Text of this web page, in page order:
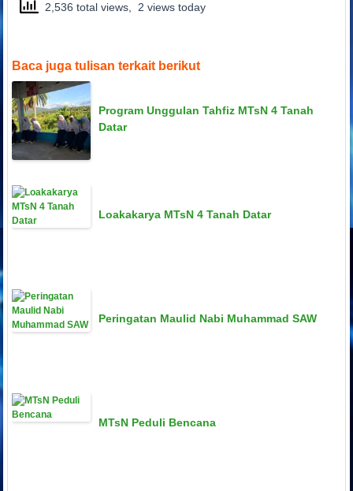
2,536 total views, 2 views today
Baca juga tulisan terkait berikut
Program Unggulan Tahfiz MTsN 4 Tanah
Datar
Loakakarya MTsN 4 Tanah Datar
Peringatan Maulid Nabi Muhammad SAW
MTsN Peduli Bencana